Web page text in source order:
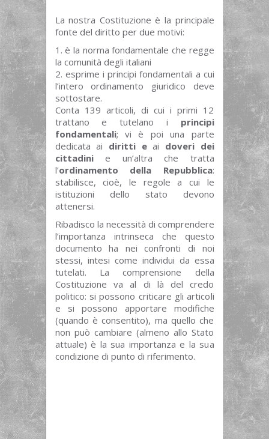
La nostra Costituzione è la principale
fonte del diritto per due motivi:
è la norma fondamentale che regge
la comunità degli italiani
esprime i principi fondamentali a cui
l’intero ordinamento giuridico deve
sottostare.
Conta 139 articoli, di cui i primi 12
trattano e tutelano i principi
fondamentali; vi è poi una parte
dedicata ai diritti eai doveri dei
cittadinie un’altra che tratta
l’ordinamento della Repubblica:
stabilisce, cioè, le regole a cui le
istituzioni dello stato devono
attenersi.
Ribadisco la necessità di comprendere
l’importanza intrinseca che questo
documento ha nei confronti di noi
stessi, intesi come individui da essa
tutelati. La comprensione della
Costituzione va al di là del credo
politico: si possono criticare gli articoli
e si possono apportare modifiche
(quando è consentito), ma quello che
non può cambiare (almeno allo Stato
attuale) è la sua importanza e la sua
condizione di punto di riferimento.